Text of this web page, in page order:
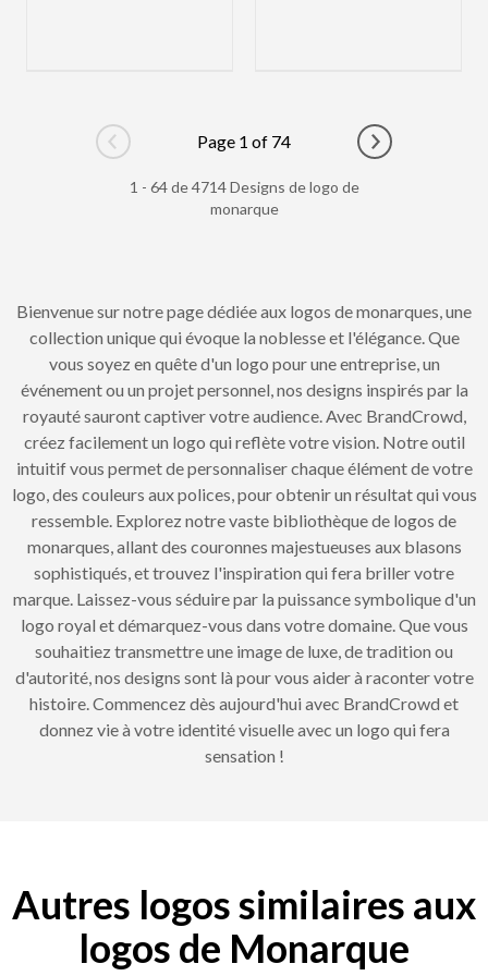
Go to previous page
Page 1 of 74
Go to next
1 - 64 de 4714 Designs de logo de
monarque
Bienvenue sur notre page dédiée aux logos de monarques, une
collection unique qui évoque la noblesse et l'élégance. Que
vous soyez en quête d'un logo pour une entreprise, un
événement ou un projet personnel, nos designs inspirés par la
royauté sauront captiver votre audience. Avec BrandCrowd,
créez facilement un logo qui reflète votre vision. Notre outil
intuitif vous permet de personnaliser chaque élément de votre
logo, des couleurs aux polices, pour obtenir un résultat qui vous
ressemble. Explorez notre vaste bibliothèque de logos de
monarques, allant des couronnes majestueuses aux blasons
sophistiqués, et trouvez l'inspiration qui fera briller votre
marque. Laissez-vous séduire par la puissance symbolique d'un
logo royal et démarquez-vous dans votre domaine. Que vous
souhaitiez transmettre une image de luxe, de tradition ou
d'autorité, nos designs sont là pour vous aider à raconter votre
histoire. Commencez dès aujourd'hui avec BrandCrowd et
donnez vie à votre identité visuelle avec un logo qui fera
sensation !
Autres logos similaires aux
logos de Monarque